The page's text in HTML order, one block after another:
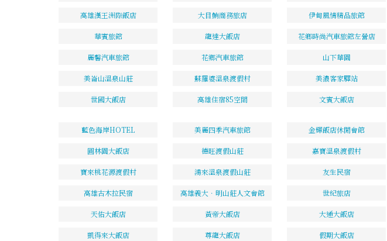
高雄漢王洲際飯店 大目鮪商務旅店 伊甸風情精品旅館
華賓旅館 龍達大飯店 花鄉時尚汽車旅館左營店
麗馨汽車旅館 花鄉汽車旅館 山下華園
美崙山溫泉山莊 蘇羅婆溫泉渡假村 美濃客家驛站
世國大飯店 高雄住宿85空間 文賓大飯店
藍色海岸HOTEL 美麗四季汽車旅館 金輝飯店休閒會館
圓林園大飯店 德旺渡假山莊 嘉寶溫泉渡假村
寶來桃花源渡假村 鴻來溫泉渡假山莊 友生民宿
高雄古木拉民宿 高雄義大．明山莊人文會館 世紀旅店
天佑大飯店 黃帝大飯店 大通大飯店
凱得來大飯店 尊龍大飯店 假期大飯店